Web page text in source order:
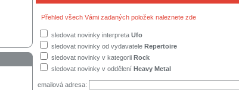
Přehled všech Vámi zadaných položek naleznete zde
sledovat novinky interpreta Ufo
sledovat novinky od vydavatele Repertoire
sledovat novinky v kategorii Rock
sledovat novinky v oddělení Heavy Metal
emailová adresa: